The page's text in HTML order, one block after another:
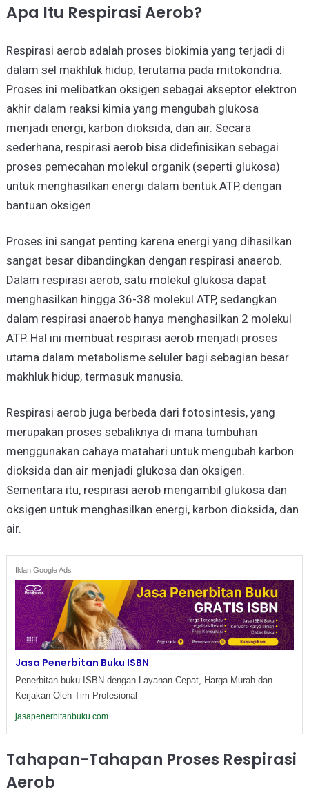
Apa Itu Respirasi Aerob?
Respirasi aerob adalah proses biokimia yang terjadi di
dalam sel makhluk hidup, terutama pada mitokondria.
Proses ini melibatkan oksigen sebagai akseptor elektron
akhir dalam reaksi kimia yang mengubah glukosa
menjadi energi, karbon dioksida, dan air. Secara
sederhana, respirasi aerob bisa didefinisikan sebagai
proses pemecahan molekul organik (seperti glukosa)
untuk menghasilkan energi dalam bentuk ATP, dengan
bantuan oksigen.
Proses ini sangat penting karena energi yang dihasilkan
sangat besar dibandingkan dengan respirasi anaerob.
Dalam respirasi aerob, satu molekul glukosa dapat
menghasilkan hingga 36-38 molekul ATP, sedangkan
dalam respirasi anaerob hanya menghasilkan 2 molekul
ATP. Hal ini membuat respirasi aerob menjadi proses
utama dalam metabolisme seluler bagi sebagian besar
makhluk hidup, termasuk manusia.
Respirasi aerob juga berbeda dari fotosintesis, yang
merupakan proses sebaliknya di mana tumbuhan
menggunakan cahaya matahari untuk mengubah karbon
dioksida dan air menjadi glukosa dan oksigen.
Sementara itu, respirasi aerob mengambil glukosa dan
oksigen untuk menghasilkan energi, karbon dioksida, dan
air.
Iklan Google Ads
Jasa Penerbitan Buku ISBN
Penerbitan buku ISBN dengan Layanan Cepat, Harga Murah dan
Kerjakan Oleh Tim Profesional
jasapenerbitanbuku.com
Tahapan-Tahapan Proses Respirasi
Aerob